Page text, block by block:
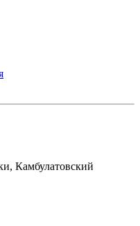
Камбулатовский